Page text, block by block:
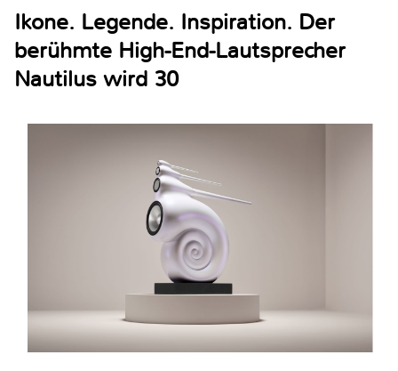
Ikone. Legende. Inspiration. Der
berühmte High-End-Lautsprecher
Nautilus wird 30